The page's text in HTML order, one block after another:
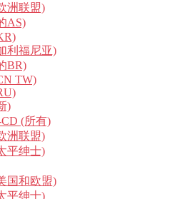
洲联盟)
AS)
利福尼亚)
BR)
TW)
)
(所有)
洲联盟)
平绅士)
国和欧盟)
平绅士)